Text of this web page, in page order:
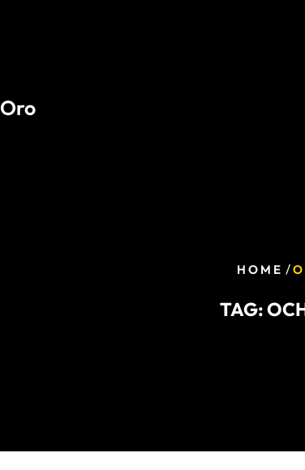
HOME /
TAG: